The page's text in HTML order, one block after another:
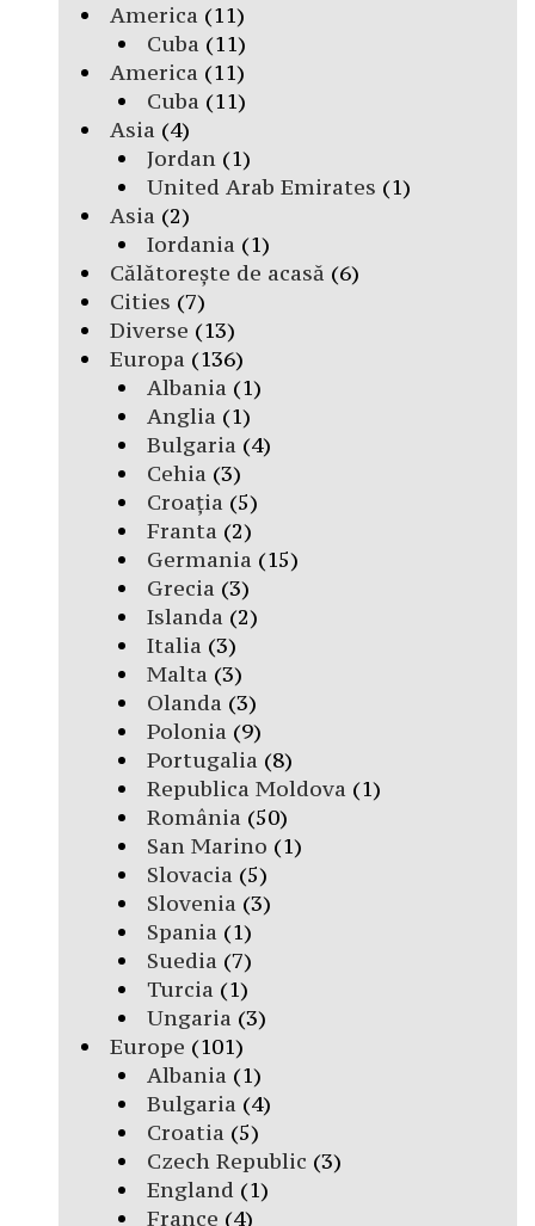
America (11)
Cuba (11)
America (11)
Cuba (11)
Asia (4)
Jordan(1)
United Arab Emirates (1)
Asia (2)
Iordania (1)
Călătorește de acasă (6)
Cities (7)
Diverse (13)
Europa (136)
Albania (1)
Anglia (1)
Bulgaria (4)
Cehia (3)
Croația (5)
Franta (2)
Germania (15)
Grecia (3)
Islanda (2)
Italia (3)
Malta (3)
Olanda (3)
Polonia (9)
Portugalia (8)
Republica Moldova (1)
România (50)
San Marino (1)
Slovacia (5)
Slovenia (3)
Spania (1)
Suedia (7)
Turcia (1)
Ungaria (3)
Europe (101)
Albania (1)
Bulgaria (4)
Croatia (5)
Czech Republic (3)
England (1)
France (4)